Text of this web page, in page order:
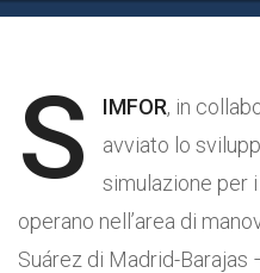
S IMFOR, in
avviato lo
simulazione per
operano nell’area di
Suárez di Madrid-Barajas